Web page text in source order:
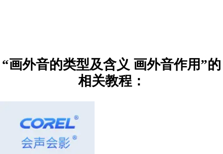
（图二：录制/捕获选项界面）
3、点击后便会出现一个“调整音量”界面，我们可以调整界面内的音量，
调整后点击“录制”按钮录制5秒以上音频可以进行测试。测试没问题后，
可点击下方的“开始”进行采集，点击空格键或者Ese键皆可停止录制。
“画外音的类型及含义 画外音作用”的
相关教程：